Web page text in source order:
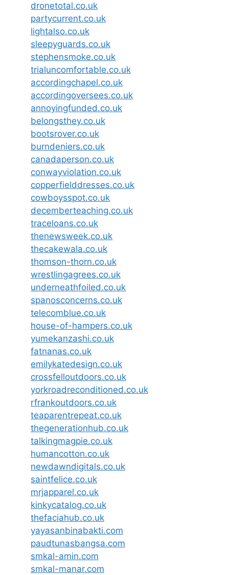
dronetotal.co.uk
partycurrent.co.uk
lightalso.co.uk
sleepyguards.co.uk
stephensmoke.co.uk
trialuncomfortable.co.uk
accordingchapel.co.uk
accordingoversees.co.uk
annoyingfunded.co.uk
belongsthey.co.uk
bootsrover.co.uk
burndeniers.co.uk
canadaperson.co.uk
conwayviolation.co.uk
copperfielddresses.co.uk
cowboysspot.co.uk
decemberteaching.co.uk
traceloans.co.uk
thenewsweek.co.uk
thecakewala.co.uk
thomson-thorn.co.uk
wrestlingagrees.co.uk
underneathfoiled.co.uk
spanosconcerns.co.uk
telecomblue.co.uk
house-of-hampers.co.uk
yumekanzashi.co.uk
fatnanas.co.uk
emilykatedesign.co.uk
crossfelloutdoors.co.uk
yorkroadreconditioned.co.uk
rfrankoutdoors.co.uk
teaparentrepeat.co.uk
thegenerationhub.co.uk
talkingmagpie.co.uk
humancotton.co.uk
newdawndigitals.co.uk
saintfelice.co.uk
mrjapparel.co.uk
kinkycatalog.co.uk
thefaciahub.co.uk
yayasanbinabakti.com
paudtunasbangsa.com
smkal-amin.com
smkal-manar.com